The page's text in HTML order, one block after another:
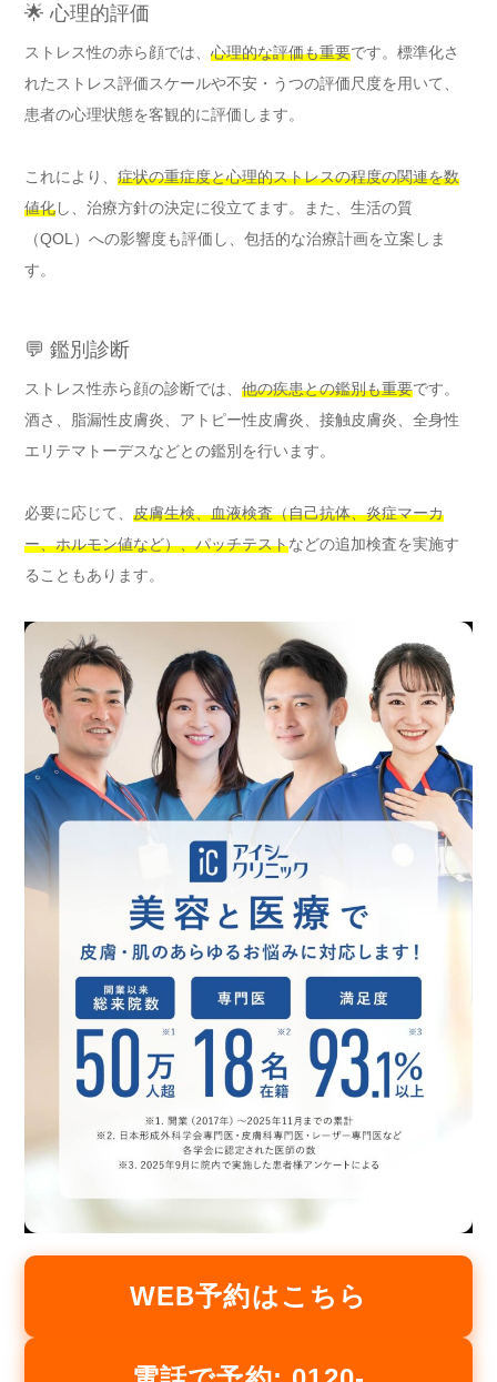
🌟 心理的評価
ストレス性の赤ら顔では、 心理的な評価も重要です。標準化さ
れたストレス評価スケールや不安・うつの評価尺度を用いて、
患者の心理状態を客観的に評価します。
これにより、 症状の重症度と心理的ストレスの程度の関連を数
値化し、治療方針の決定に役立てます。また、生活の質
（QOL）への影響度も評価し、包括的な治療計画を立案しま
す。
💬 鑑別診断
ストレス性赤ら顔の診断では、 他の疾患との鑑別も重要です。
酒さ、脂漏性皮膚炎、アトピー性皮膚炎、接触皮膚炎、全身性
エリテマトーデスなどとの鑑別を行います。
必要に応じて、 皮膚生検、血液検査（自己抗体、炎症マーカ
ー、ホルモン値など）、パッチテストなどの追加検査を実施す
ることもあります。
WEB予約はこちら